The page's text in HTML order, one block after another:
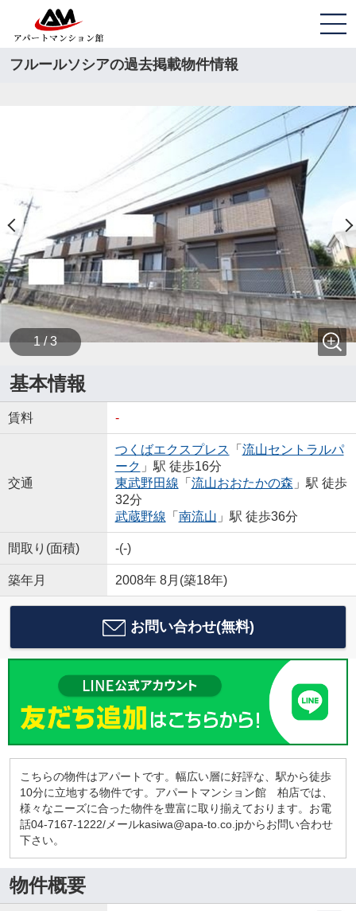
フルールソシアの過去掲載物件情報
1 / 3
基本情報
賃料 -
交通
つくばエクスプレス 「 流山セントラルパ
ーク 」駅 徒歩16分
東武野田線 「 流山おおたかの森 」駅 徒歩
32分
武蔵野線 「 南流山 」駅 徒歩36分
間取り(面積) -(-)
築年月 2008年 8月(築18年)
お問い合わせ(無料)
こちらの物件はアパートです。幅広い層に好評な、駅から徒歩
10分に立地する物件です。アパートマンション館 柏店では、
様々なニーズに合った物件を豊富に取り揃えております。お電
話04-7167-1222/メールkasiwa@apa-to.co.jpからお問い合わせ
下さい。
物件概要